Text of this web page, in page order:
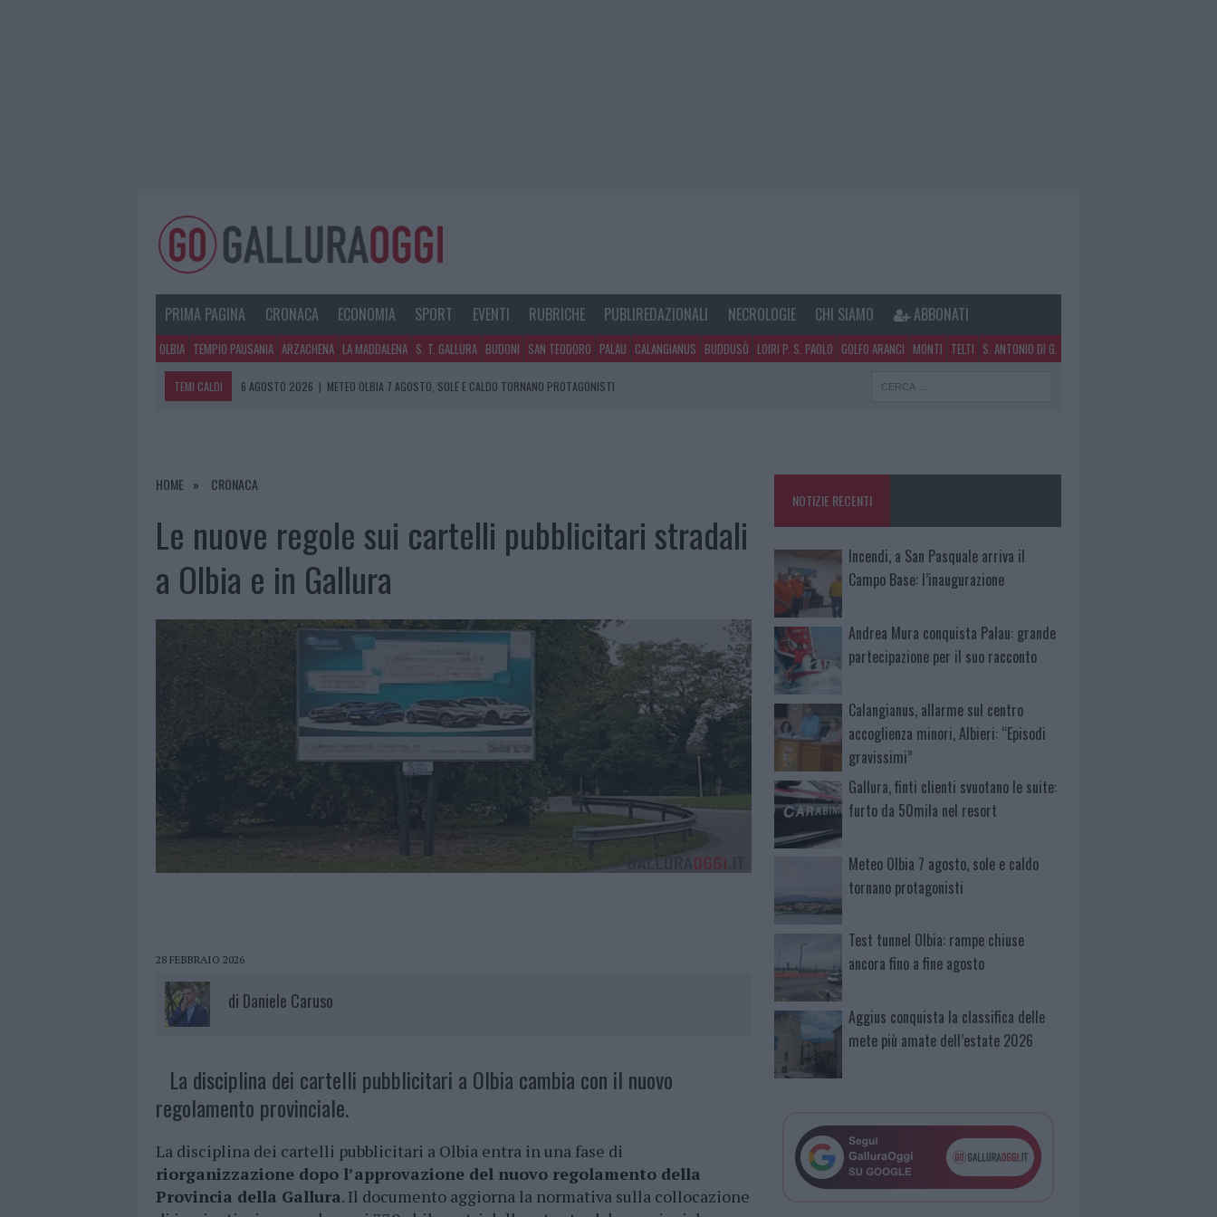
PRIMA PAGINA CRONACA ECONOMIA SPORT EVENTI RUBRICHE PUBLIREDAZIONALI NECROLOGIE CHI SIAMO ABBONATI
OLBIA TEMPIO PAUSANIA ARZACHENA LA MADDALENA S. T. GALLURA BUDONI SAN TEODORO PALAU CALANGIANUS BUDDUSÒ LOIRI P. S. PAOLO GOLFO ARANCI MONTI TELTI S. ANTONIO DI G.
TEMI CALDI 6 AGOSTO 2026 | METEO OLBIA 7 AGOSTO, SOLE E CALDO TORNANO PROTAGONISTI
6 AGOSTO 2026
|
HOME CRONACA
Le nuove regole sui cartelli pubblicitari stradali
a Olbia e in Gallura
28 FEBBRAIO 2026
di Daniele Caruso
La disciplina dei cartelli pubblicitari a Olbia cambia con il nuovo
regolamento provinciale.
La disciplina dei cartelli pubblicitari a Olbia entra in una fase di
riorganizzazione dopo l’approvazione del nuovo regolamento della
Provincia della Gallura. Il documento aggiorna la normativa sulla collocazione
NOTIZIE RECENTI
Incendi, a San Pasquale arriva il
Campo Base: l’inaugurazione
Andrea Mura conquista Palau: grande
partecipazione per il suo racconto
Calangianus, allarme sul centro
accoglienza minori, Albieri: “Episodi
gravissimi”
Gallura, finti clienti svuotano le suite:
furto da 50mila nel resort
Meteo Olbia 7 agosto, sole e caldo
tornano protagonisti
Test tunnel Olbia: rampe chiuse
ancora fino a fine agosto
Aggius conquista la classifica delle
mete più amate dell’estate 2026